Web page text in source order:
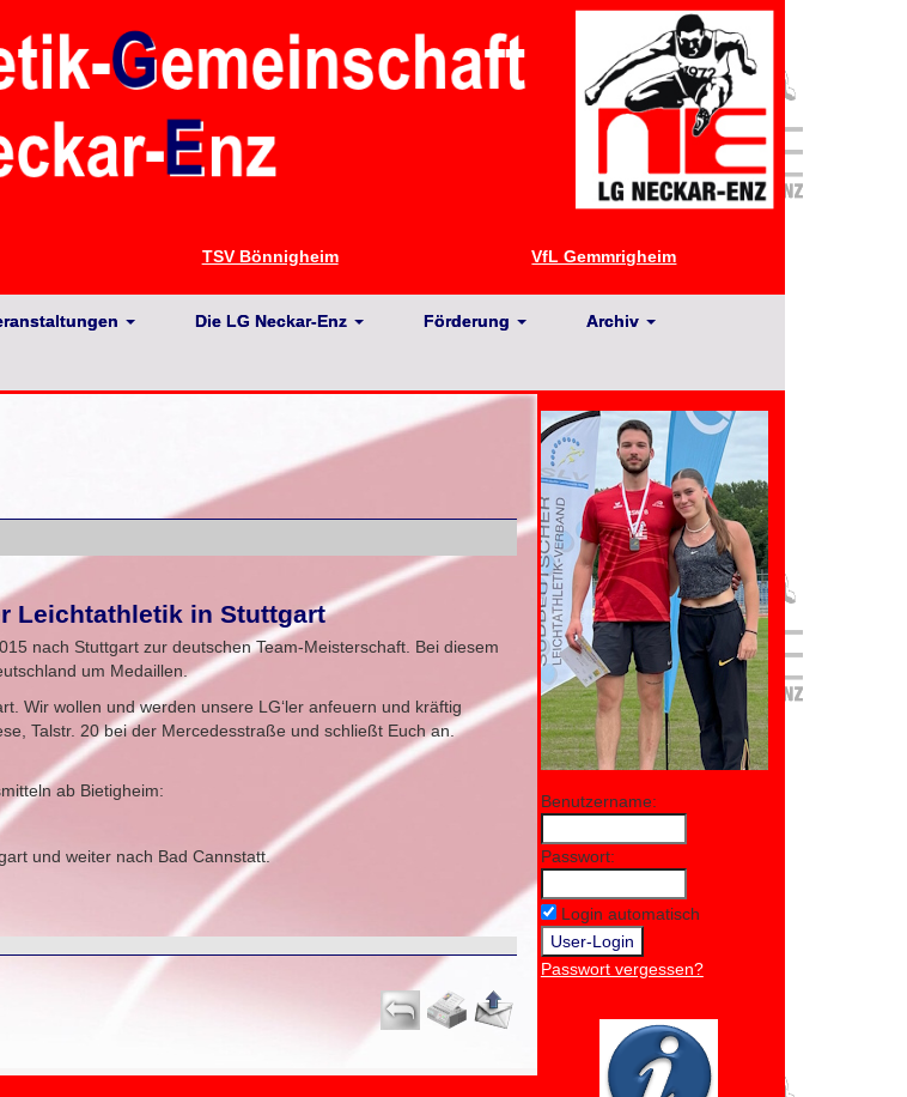
TSV Bönnigheim VfL Gemmrigheim
Die LG Neckar-Enz Förderung Archiv
Leichtathletik in Stuttgart
nach Stuttgart zur deutschen Team-Meisterschaft. Bei diesem
um Medaillen.
Wir wollen und werden unsere LG‘ler anfeuern und kräftig
Talstr. 20 bei der Mercedesstraße und schließt Euch an.
ab Bietigheim:
und weiter nach Bad Cannstatt.
Benutzername:
Passwort:
Login automatisch
Passwort vergessen?